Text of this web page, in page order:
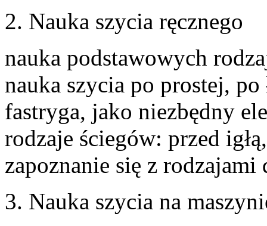
2. Nauka szycia ręcznego
nauka podstawowych
nauka szycia po prostej, po
fastryga, jako niezbędny
rodzaje ściegów: przed
zapoznanie się z
3. Nauka szycia na